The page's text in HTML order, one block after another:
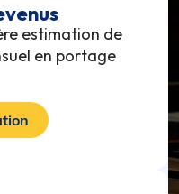
estimation de
en portage